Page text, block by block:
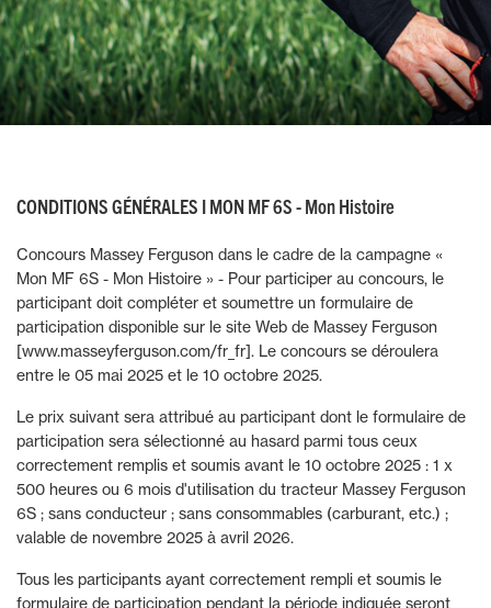
CONDITIONS GÉNÉRALES I MON MF 6S - Mon Histoire
Concours Massey Ferguson dans le cadre de la campagne «
Mon MF 6S - Mon Histoire » - Pour participer au concours, le
participant doit compléter et soumettre un formulaire de
participation disponible sur le site Web de Massey Ferguson
[www.masseyferguson.com/fr_fr]. Le concours se déroulera
entre le 05 mai 2025 et le 10 octobre 2025.
Le prix suivant sera attribué au participant dont le formulaire de
participation sera sélectionné au hasard parmi tous ceux
correctement remplis et soumis avant le 10 octobre 2025 : 1 x
500 heures ou 6 mois d'utilisation du tracteur Massey Ferguson
6S ; sans conducteur ; sans consommables (carburant, etc.) ;
valable de novembre 2025 à avril 2026.
Tous les participants ayant correctement rempli et soumis le
formulaire de participation pendant la période indiquée seront